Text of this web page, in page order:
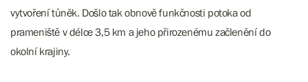
vytvoření tůněk. Došlo tak obnově funkčnosti potoka od
prameniště v délce 3,5 km a jeho přirozenému začlenění do
okolní krajiny.